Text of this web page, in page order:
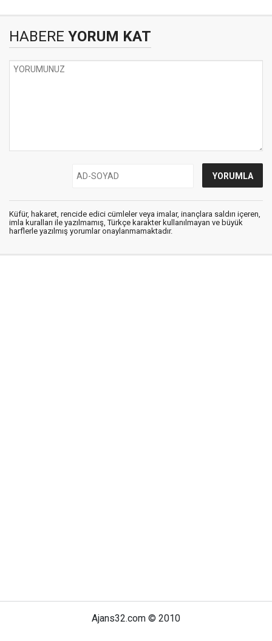
HABERE YORUM KAT
Küfür, hakaret, rencide edici cümleler veya imalar, inançlara saldırı içeren,
imla kuralları ile yazılmamış, Türkçe karakter kullanılmayan ve büyük
harflerle yazılmış yorumlar onaylanmamaktadır.
Ajans32.com © 2010